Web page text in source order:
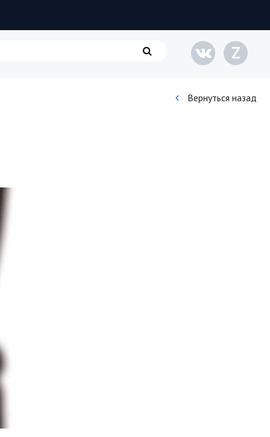
Семья и дети
Путешествия
Строительство
Культура и общество
Финансы
Юриспруденция
Образование
Z
Вернуться назад